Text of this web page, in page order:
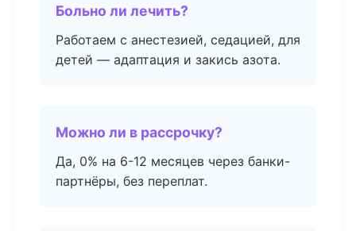
Больно ли лечить?
Работаем с анестезией, седацией, для
детей — адаптация и закись азота.
Можно ли в рассрочку?
Да, 0% на 6-12 месяцев через банки-
партнёры, без переплат.